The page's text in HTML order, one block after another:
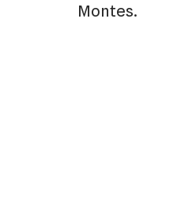
Montes.